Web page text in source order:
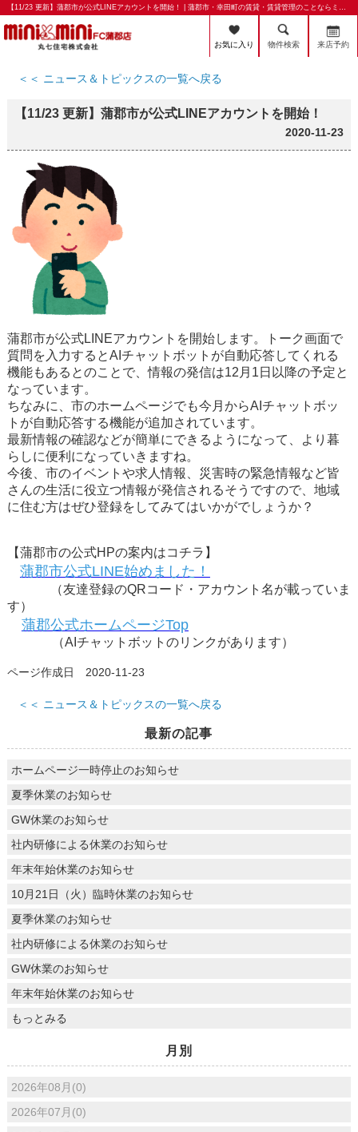
【11/23 更新】蒲郡市が公式LINEアカウントを開始！ | 蒲郡市・幸田町の賃貸・賃貸管理のことならミニミニFC蒲郡店 丸七住宅株式会社
お気に入り 物件検索 来店予約
＜＜ ニュース＆トピックスの一覧へ戻る
【11/23 更新】蒲郡市が公式LINEアカウントを開始！
2020-11-23
蒲郡市が公式LINEアカウントを開始します。トーク画面で
質問を入力するとAIチャットボットが自動応答してくれる
機能もあるとのことで、情報の発信は12月1日以降の予定と
なっています。
ちなみに、市のホームページでも今月からAIチャットボッ
トが自動応答する機能が追加されています。
最新情報の確認などが簡単にできるようになって、より暮
らしに便利になっていきますね。
今後、市のイベントや求人情報、災害時の緊急情報など皆
さんの生活に役立つ情報が発信されるそうですので、地域
に住む方はぜひ登録をしてみてはいかがでしょうか？
【蒲郡市の公式HPの案内はコチラ】
蒲郡市公式LINE始めました！
（友達登録のQRコード・アカウント名が載っていま
す）
蒲郡公式ホームページTop
（AIチャットボットのリンクがあります）
ページ作成日 2020-11-23
＜＜ ニュース＆トピックスの一覧へ戻る
最新の記事
ホームページ一時停止のお知らせ
夏季休業のお知らせ
GW休業のお知らせ
社内研修による休業のお知らせ
年末年始休業のお知らせ
10月21日（火）臨時休業のお知らせ
夏季休業のお知らせ
社内研修による休業のお知らせ
GW休業のお知らせ
年末年始休業のお知らせ
もっとみる
月別
2026年08月(0)
2026年07月(0)